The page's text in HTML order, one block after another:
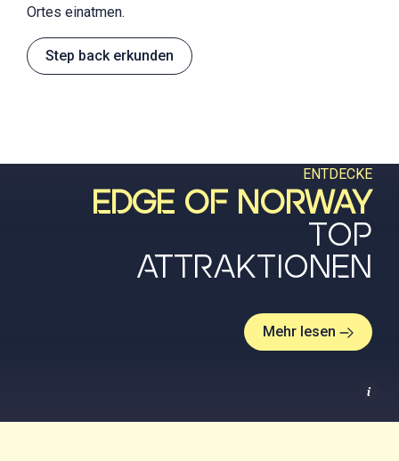
Ortes einatmen.
Step back erkunden
ENTDECKE
EDGE OF NORWAY
TOP
ATTRAKTIONEN
Mehr lesen